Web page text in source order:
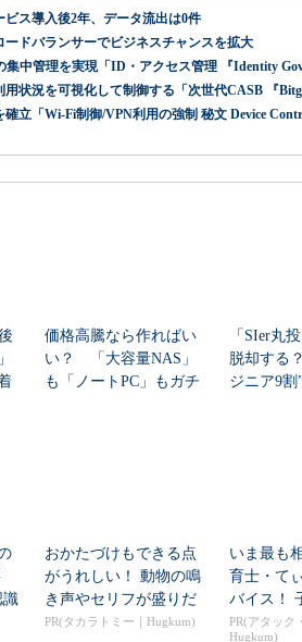
ビス導入後2年、データ流出は0件
ードバランサーでビジネスチャンスを拡大
中管理を実現「ID・アクセス管理 『Identity
状況を可視化して制御する「次世代CASB 『
立「Wi-Fi制御/VPN利用の強制 秘文 Device
価格高騰なら作ればい
い？ 「大容量NAS」
も「ノートPC」もガチ
「SIer丸
脱却する
ジニア9割
識
おかたづけもできる点
がうれしい！ 動物の鳴
き声やセリフが盛りだ
くさんの「アニア ...
PR(タカラトミー｜Hugkum)
いま最も
育士・て
バイス！
つだい”に
PR(アタック
Hugkum)